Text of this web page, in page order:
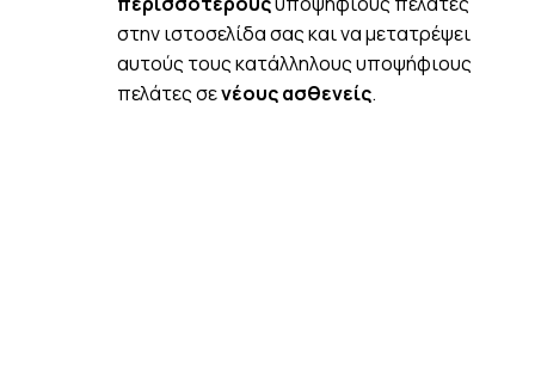
στην ιστοσελίδα σας και να μετατρέψει
αυτούς τους κατάλληλους υποψήφιους
πελάτες σενέους ασθενείς.